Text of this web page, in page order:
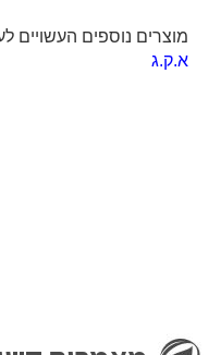
מוצרים נוספים העשויים
א.ק.ג